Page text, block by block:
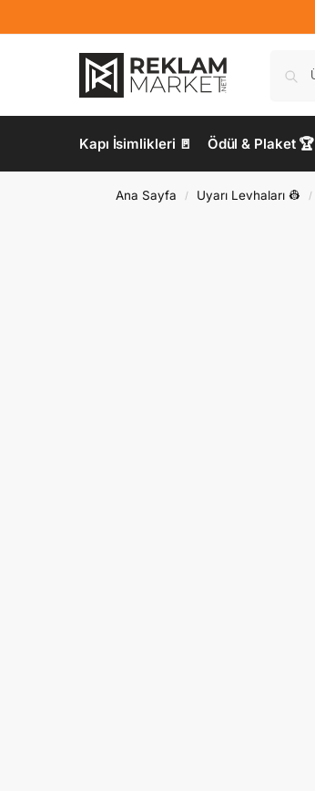
Kapı İsimlikleri 🚪 Ödül & Plaket 🏆
Ana Sayfa / Uyarı Levhaları 👷 /